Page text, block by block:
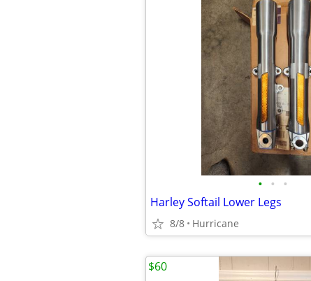
• • •
Harley Softail Lower Legs
8/8 Hurricane
$60